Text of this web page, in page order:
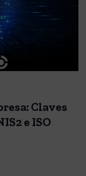
Claves
e ISO